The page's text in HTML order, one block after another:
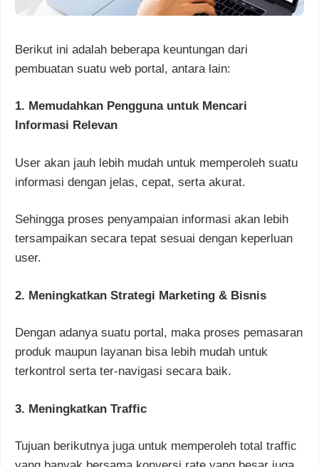
Berikut ini adalah beberapa keuntungan dari
pembuatan suatu web portal, antara lain:
1. Memudahkan Pengguna untuk Mencari
Informasi Relevan
User akan jauh lebih mudah untuk memperoleh suatu
informasi dengan jelas, cepat, serta akurat.
Sehingga proses penyampaian informasi akan lebih
tersampaikan secara tepat sesuai dengan keperluan
user.
2. Meningkatkan Strategi Marketing & Bisnis
Dengan adanya suatu portal, maka proses pemasaran
produk maupun layanan bisa lebih mudah untuk
terkontrol serta ter-navigasi secara baik.
3. Meningkatkan Traffic
Tujuan berikutnya juga untuk memperoleh total traffic